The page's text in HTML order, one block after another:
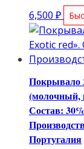
6,500 ₽
Покрывало
(молочный,
Состав:
Португалия